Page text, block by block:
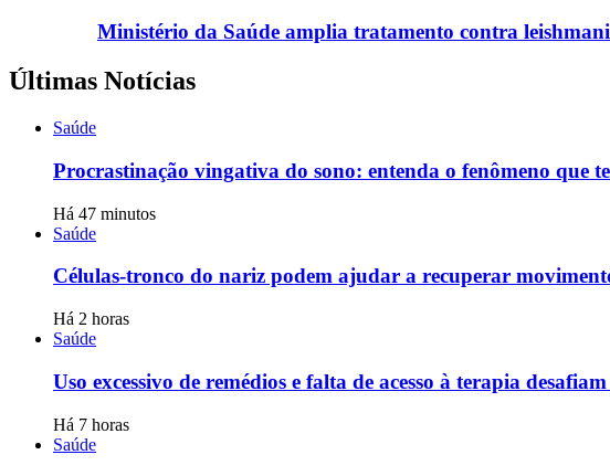
Ministério da Saúde amplia tratamento contra
Últimas Notícias
Saúde
Procrastinação vingativa do sono: entenda o fenômeno que
Há 47 minutos
Saúde
Células-tronco do nariz podem ajudar a recuperar
Há 2 horas
Saúde
Uso excessivo de remédios e falta de acesso à terapia
Há 7 horas
Saúde